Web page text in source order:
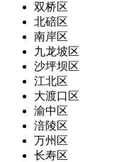
双桥区
北碚区
南岸区
九龙坡区
沙坪坝区
江北区
大渡口区
渝中区
涪陵区
万州区
长寿区